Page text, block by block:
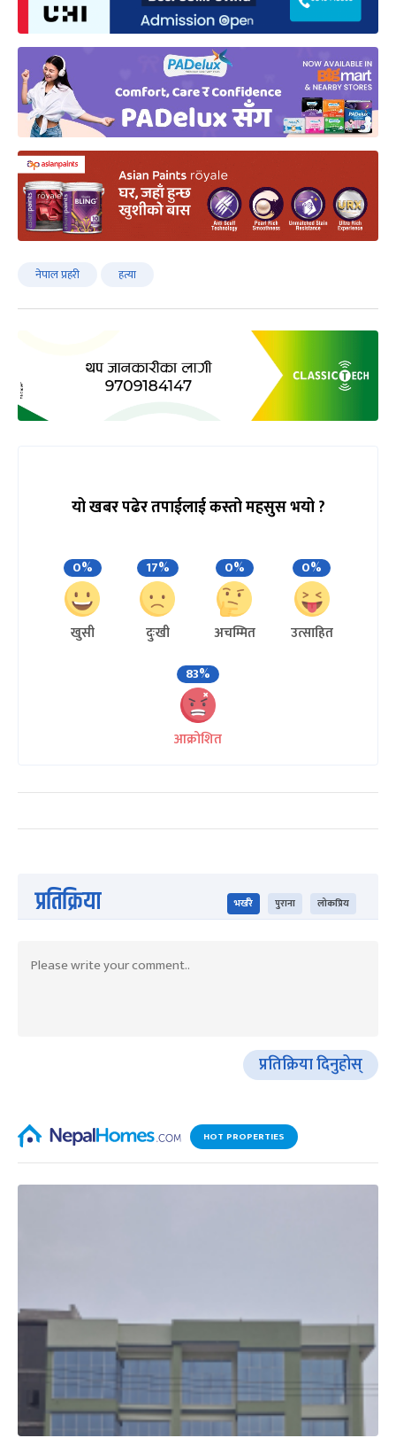
नेपाल प्रहरी हत्या
यो खबर पढेर तपाईलाई कस्तो महसुस भयो ?
0%
खुसी
17%
दुःखी
0%
अचम्मित
0%
उत्साहित
83%
आक्रोशित
प्रतिक्रिया भर्खरै पुराना लोकप्रिय
प्रतिक्रिया दिनुहोस्
HOT PROPERTIES